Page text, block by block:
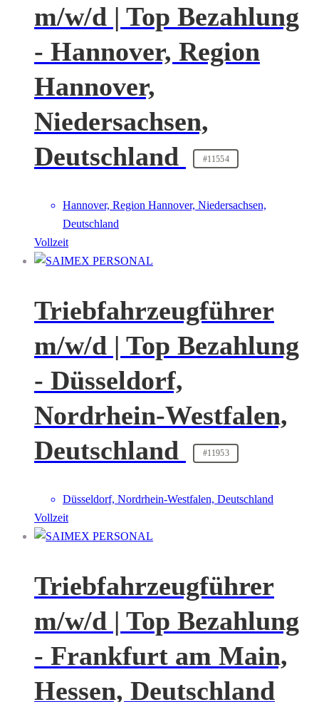
m/w/d | Top Bezahlung
- Hannover, Region
Hannover,
Niedersachsen,
Deutschland
#11554
Hannover, Region Hannover, Niedersachsen,
Deutschland
Vollzeit
Triebfahrzeugführer
m/w/d | Top Bezahlung
- Düsseldorf,
Nordrhein-Westfalen,
Deutschland
#11953
Düsseldorf, Nordrhein-Westfalen, Deutschland
Vollzeit
Triebfahrzeugführer
m/w/d | Top Bezahlung
- Frankfurt am Main,
Hessen, Deutschland